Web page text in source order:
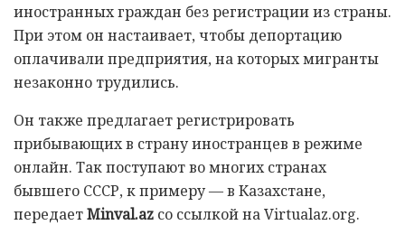
иностранных граждан без регистрации из страны.
При этом он настаивает, чтобы депортацию
оплачивали предприятия, на которых мигранты
незаконно трудились.
Он также предлагает регистрировать
прибывающих в страну иностранцев в режиме
онлайн. Так поступают во многих странах
бывшего СССР, к примеру — в Казахстане,
передаетMinval.az со ссылкой на Virtualaz.org.